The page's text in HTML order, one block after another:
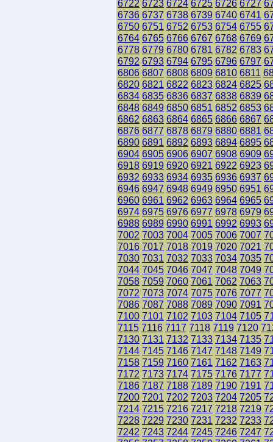
6722 6723 6724 6725 6726 6727
6736 6737 6738 6739 6740 6741
6750 6751 6752 6753 6754 6755
6764 6765 6766 6767 6768 6769
6778 6779 6780 6781 6782 6783
6792 6793 6794 6795 6796 6797
6806 6807 6808 6809 6810 6811
6820 6821 6822 6823 6824 6825
6834 6835 6836 6837 6838 6839
6848 6849 6850 6851 6852 6853
6862 6863 6864 6865 6866 6867
6876 6877 6878 6879 6880 6881
6890 6891 6892 6893 6894 6895
6904 6905 6906 6907 6908 6909
6918 6919 6920 6921 6922 6923
6932 6933 6934 6935 6936 6937
6946 6947 6948 6949 6950 6951
6960 6961 6962 6963 6964 6965
6974 6975 6976 6977 6978 6979
6988 6989 6990 6991 6992 6993
7002 7003 7004 7005 7006 7007
7016 7017 7018 7019 7020 7021
7030 7031 7032 7033 7034 7035
7044 7045 7046 7047 7048 7049
7058 7059 7060 7061 7062 7063
7072 7073 7074 7075 7076 7077
7086 7087 7088 7089 7090 7091
7100 7101 7102 7103 7104 7105
7115 7116 7117 7118 7119 7120
7130 7131 7132 7133 7134 7135
7144 7145 7146 7147 7148 7149
7158 7159 7160 7161 7162 7163
7172 7173 7174 7175 7176 7177
7186 7187 7188 7189 7190 7191
7200 7201 7202 7203 7204 7205
7214 7215 7216 7217 7218 7219
7228 7229 7230 7231 7232 7233
7242 7243 7244 7245 7246 7247